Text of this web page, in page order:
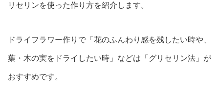
リセリンを使った作り方を紹介します。
ドライフラワー作りで「花のふんわり感を残したい時や、
葉・木の実をドライしたい時」などは「グリセリン法」が
おすすめです。